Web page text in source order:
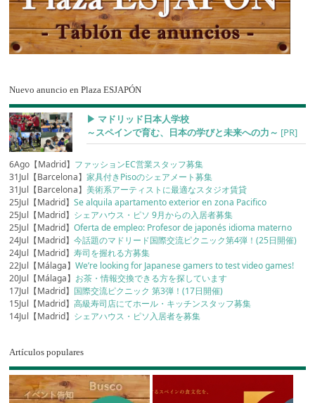
Nuevo anuncio en Plaza ESJAPÓN
▶︎ マドリッド日本人学校
～スペインで育む、日本の学びと未来への力～ [PR]
6Ago【Madrid】 ファッションEC営業スタッフ募集
31Jul【Barcelona】家具付きPisoのシェアメート募集
31Jul【Barcelona】美術系アーティストに最適なスタジオ賃貸
25Jul【Madrid】Se alquila apartamento exterior en zona Pacifico
25Jul【Madrid】 シェアハウス・ピソ 9月からの入居者募集
25Jul【Madrid】Oferta de empleo: Profesor de japonés idioma materno
24Jul【Madrid】今話題のマドリード国際交流ピクニック第4弾！(25日開催)
24Jul【Madrid】寿司を握れる方募集
22Jul【Málaga】We’re looking for Japanese gamers to test video games!
20Jul【Málaga】 お茶・情報交換できる方を探しています
17Jul【Madrid】 国際交流ピクニック 第3弾！(17日開催)
15Jul【Madrid】高級寿司店にてホール・キッチンスタッフ募集
14Jul【Madrid】 シェアハウス・ピソ入居者を募集
Artículos populares